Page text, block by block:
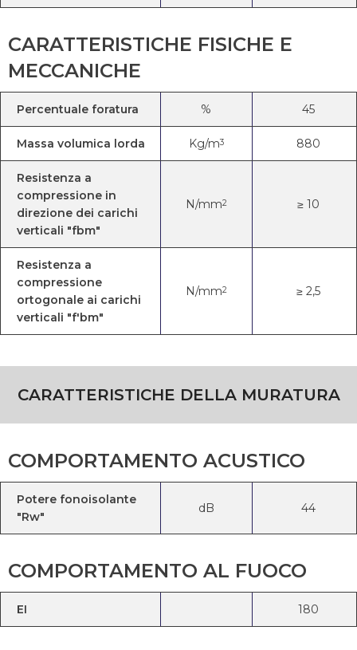
CARATTERISTICHE FISICHE E
MECCANICHE
Percentuale foratura % 45
Massa volumica lorda Kg/m3 880
Resistenza a
compressione in
direzione dei carichi
verticali "fbm"
N/mm2 ≥ 10
Resistenza a
compressione
ortogonale ai carichi
verticali "f'bm"
N/mm2 ≥ 2,5
CARATTERISTICHE DELLA MURATURA
COMPORTAMENTO ACUSTICO
Potere fonoisolante
"Rw"
dB 44
COMPORTAMENTO AL FUOCO
EI 180